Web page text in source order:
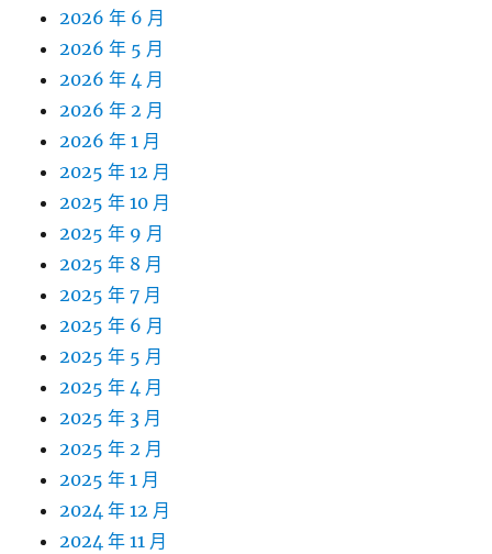
2026 年 6 月
2026 年 5 月
2026 年 4 月
2026 年 2 月
2026 年 1 月
2025 年 12 月
2025 年 10 月
2025 年 9 月
2025 年 8 月
2025 年 7 月
2025 年 6 月
2025 年 5 月
2025 年 4 月
2025 年 3 月
2025 年 2 月
2025 年 1 月
2024 年 12 月
2024 年 11 月